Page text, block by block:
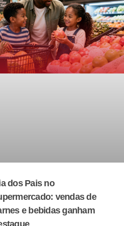
dos Pais no
vendas de
e bebidas ganham